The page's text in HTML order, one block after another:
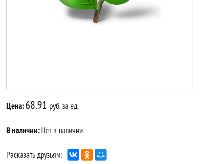
Цена:68.91 руб. за ед.
В наличии:Нет в наличии
Расказать друзьям: